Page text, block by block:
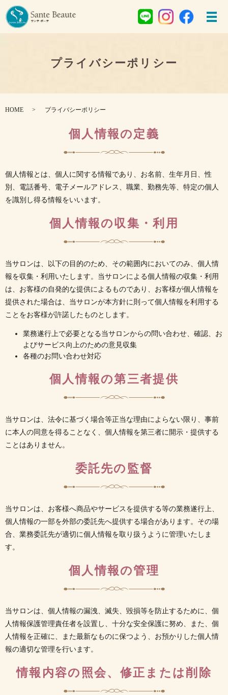
プライバシーポリシー
HOME プライバシーポリシー
個人情報の定義
個人情報とは、個人に関する情報であり、お名前、生年月日、性
別、電話番号、電子メールアドレス、職業、勤務先等、特定の個人
を識別し得る情報をいいます。
個人情報の収集・利用
当サロンは、以下の目的のため、その範囲内においてのみ、個人情
報を収集・利用いたします。当サロンによる個人情報の収集・利用
は、お客様の自発的な提供によるものであり、お客様が個人情報を
提供された場合は、当サロンが本方針に則って個人情報を利用する
ことをお客様が許諾したものとします。
業務遂行上で必要となる当サロンからの問い合わせ、確認、お
よびサービス向上のための意見収集
各種のお問い合わせ対応
個人情報の第三者提供
当サロンは、法令に基づく場合等正当な理由によらない限り、事前
に本人の同意を得ることなく、個人情報を第三者に開示・提供する
ことはありません。
委託先の監督
当サロンは、お客様へ商品やサービスを提供する等の業務遂行上、
個人情報の一部を外部の委託先へ提供する場合があります。その場
合、業務委託先が適切に個人情報を取り扱うように管理いたしま
す。
個人情報の管理
当サロンは、個人情報の漏洩、滅失、毀損等を防止するために、個
人情報保護管理責任者を設置し、十分な安全保護に努め、また、個
人情報を正確に、また最新なものに保つよう、お預かりした個人情
報の適切な管理を行います。
情報内容の照会、修正または削除